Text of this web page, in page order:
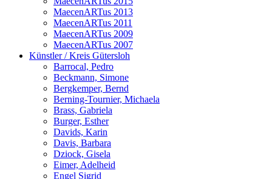
MaecenARTus 2013
MaecenARTus 2011
MaecenARTus 2009
MaecenARTus 2007
Künstler / Kreis Gütersloh
Barrocal, Pedro
Beckmann, Simone
Bergkemper, Bernd
Berning-Tournier, Michaela
Brass, Gabriela
Burger, Esther
Davids, Karin
Davis, Barbara
Dziock, Gisela
Eimer, Adelheid
Engel Sigrid